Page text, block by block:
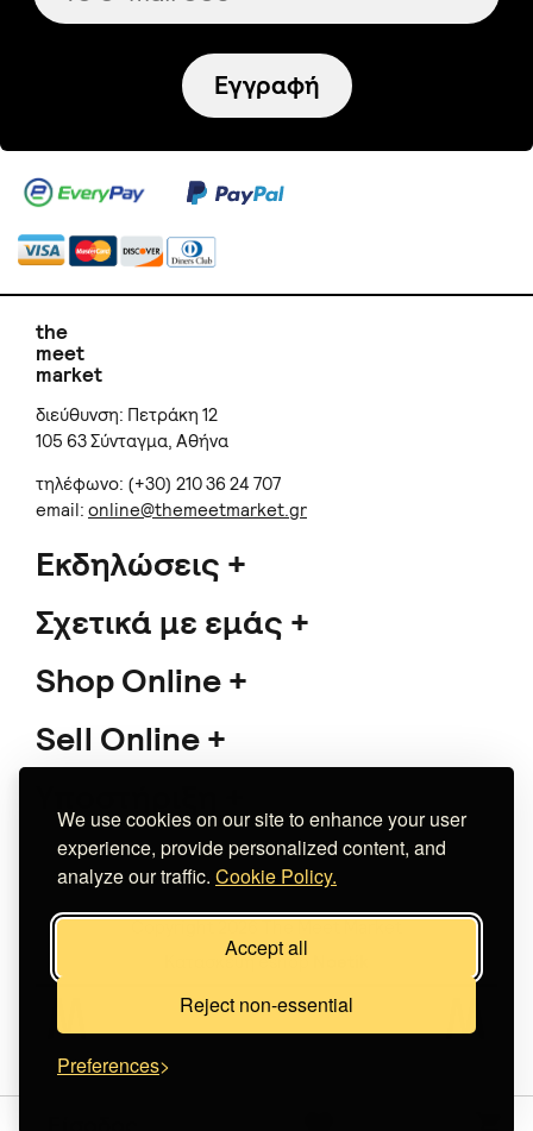
We use cookies on our site to enhance your user
experience, provide personalized content, and
analyze our traffic. Cookie Policy.
Accept all
Reject non-essential
Preferences
Εγγραφή
the
meet
market
διεύθυνση: Πετράκη 12
105 63 Σύνταγμα, Αθήνα
τηλέφωνο: (+30) 210 36 24 707
email: online@themeetmarket.gr
Εκδηλώσεις
Σχετικά με εμάς
Shop Online
Sell Online
Copyright 2026 The Meet Market
Κατασκευή eshop